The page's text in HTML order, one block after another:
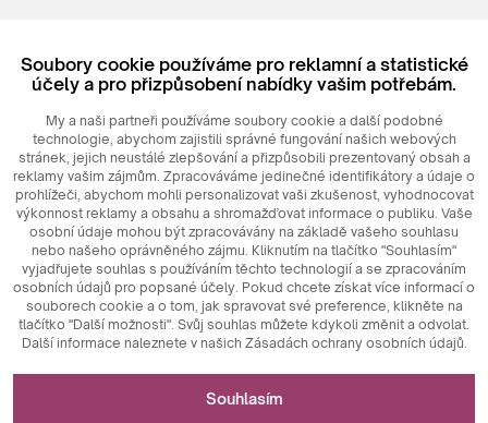
Login
© 2026MAXIM Ceramics Sp. z o. o.
Soubory cookie používáme pro reklamní a statistické
účely a pro přizpůsobení nabídky vašim potřebám.
My a naši partneři používáme soubory cookie a další podobné
technologie, abychom zajistili správné fungování našich webových
stránek, jejich neustálé zlepšování a přizpůsobili prezentovaný obsah a
reklamy vašim zájmům. Zpracováváme jedinečné identifikátory a údaje o
prohlížeči, abychom mohli personalizovat vaši zkušenost, vyhodnocovat
výkonnost reklamy a obsahu a shromažďovat informace o publiku. Vaše
osobní údaje mohou být zpracovávány na základě vašeho souhlasu
nebo našeho oprávněného zájmu. Kliknutím na tlačítko "Souhlasím"
vyjadřujete souhlas s používáním těchto technologií a se zpracováním
osobních údajů pro popsané účely. Pokud chcete získat více informací o
souborech cookie a o tom, jak spravovat své preference, klikněte na
tlačítko "Další možnosti". Svůj souhlas můžete kdykoli změnit a odvolat.
Další informace naleznete v našich Zásadách ochrany osobních údajů.
Nezbytné pro fungování webových stránek
Souhlasím